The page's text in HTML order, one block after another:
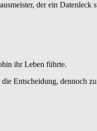
der ein
ihr Leben führte.
Entscheidung, dennoch